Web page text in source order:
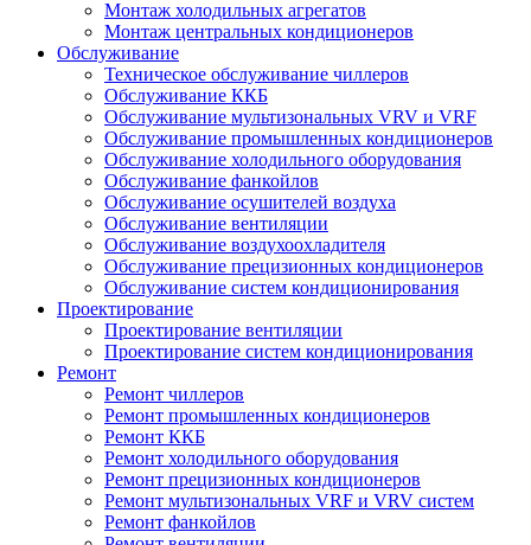
Монтаж холодильных агрегатов
Монтаж центральных кондиционеров
Обслуживание
Техническое обслуживание чиллеров
Обслуживание ККБ
Обслуживание мультизональных VRV и VRF
Обслуживание промышленных кондиционеров
Обслуживание холодильного оборудования
Обслуживание фанкойлов
Обслуживание осушителей воздуха
Обслуживание вентиляции
Обслуживание воздухоохладителя
Обслуживание прецизионных кондиционеров
Обслуживание систем кондиционирования
Проектирование
Проектирование вентиляции
Проектирование систем кондиционирования
Ремонт
Ремонт чиллеров
Ремонт промышленных кондиционеров
Ремонт ККБ
Ремонт холодильного оборудования
Ремонт прецизионных кондиционеров
Ремонт мультизональных VRF и VRV систем
Ремонт фанкойлов